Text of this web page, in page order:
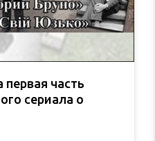
часть
сериала о